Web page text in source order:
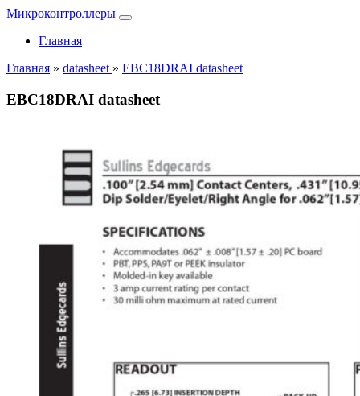
Микроконтроллеры
Главная
Главная » datasheet » EBC18DRAI datasheet
EBC18DRAI datasheet